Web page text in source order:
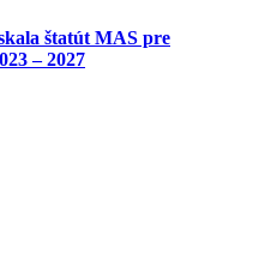
štatút MAS pre
– 2027